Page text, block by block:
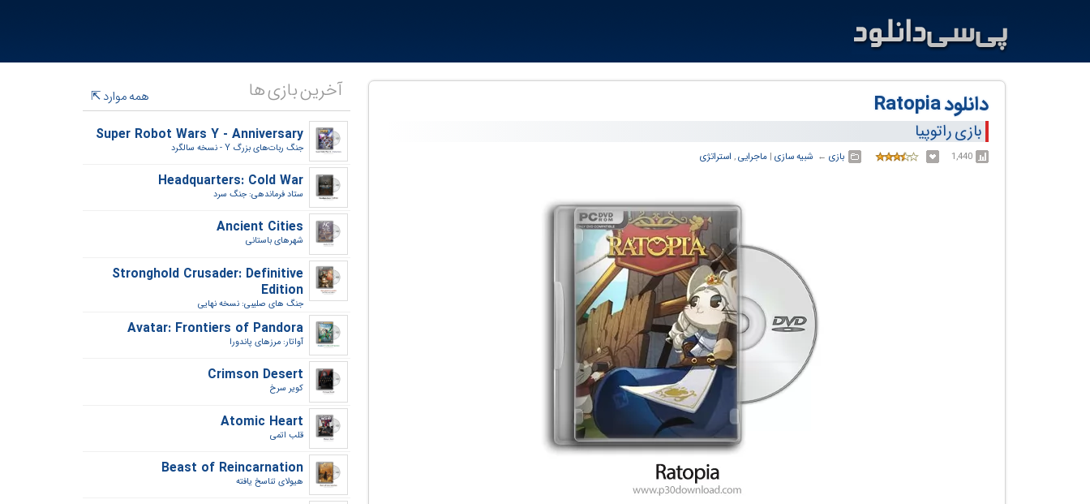
دانلود Ratopia
بازی راتوپیا
1,440 بازی ← ‏ شبیه سازی ‏| ماجرایی, استراتژی
آخرین بازی ها
همه موارد
Super Robot Wars Y - Anniversary
جنگ ربات‌های بزرگ Y - نسخه سالگرد‎
Headquarters: Cold War
ستاد فرماندهی: جنگ سرد‎
Ancient Cities
شهرهای باستانی‎
Stronghold Crusader: Definitive
Edition
جنگ های صلیبی: نسخه نهایی‎
Avatar: Frontiers of Pandora
آواتار: مرزهای پاندورا‎
Crimson Desert
کویر سرخ‎
Atomic Heart
قلب اتمی‎
Beast of Reincarnation
هیولای تناسخ یافته‎